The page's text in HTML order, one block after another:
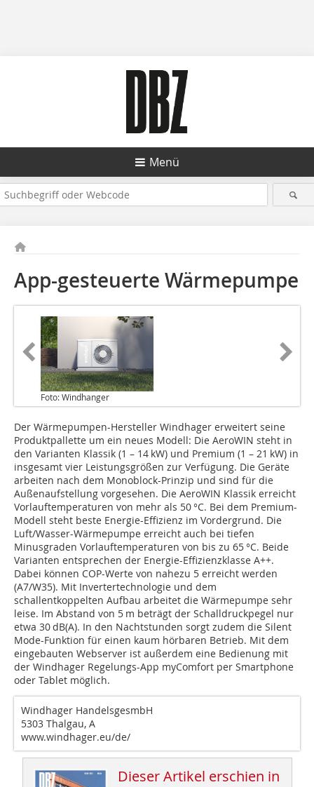
Menü
App-gesteuerte Wärmepumpe
Foto: Windhanger
Der Wärmepumpen-Hersteller Windhager erweitert seine
Produktpallette um ein neues Modell: Die AeroWIN steht in
den Varianten Klassik (1 – 14 kW) und Premium (1 – 21 kW) in
insgesamt vier Leistungsgrößen zur Verfügung. Die Geräte
arbeiten nach dem Monoblock-Prinzip und sind für die
Außenaufstellung vorgesehen. Die AeroWIN Klassik erreicht
Vorlauftemperaturen von mehr als 50 °C. Bei dem Premium-
Modell steht beste Energie-Effizienz im Vordergrund. Die
Luft/Wasser-Wärmepumpe erreicht auch bei tiefen
Minusgraden Vorlauftemperaturen von bis zu 65 °C. Beide
Varianten entsprechen der Energie-Effizienzklasse A++.
Dabei können COP-Werte von nahezu 5 erreicht werden
(A7/W35). Mit Invertertechnologie und dem
schallentkoppelten Aufbau arbeitet die Wärmepumpe sehr
leise. Im Abstand von 5 m beträgt der Schalldruckpegel nur
etwa 30 dB(A). In den Nachtstunden sorgt zudem die Silent
Mode-Funktion für einen kaum hörbaren Betrieb. Mit dem
eingebauten Webserver ist außerdem eine Bedienung mit
der Windhager Regelungs-App myComfort per Smartphone
oder Tablet möglich.
Windhager HandelsgesmbH
5303 Thalgau, A
www.windhager.eu/de/
Dieser Artikel erschien in